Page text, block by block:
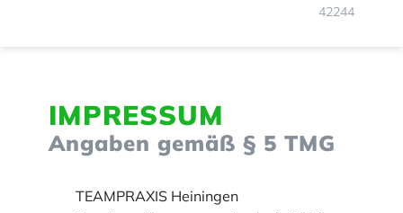
42244
IMPRESSUM
Angaben gemäß § 5 TMG
TEAMPRAXIS Heiningen